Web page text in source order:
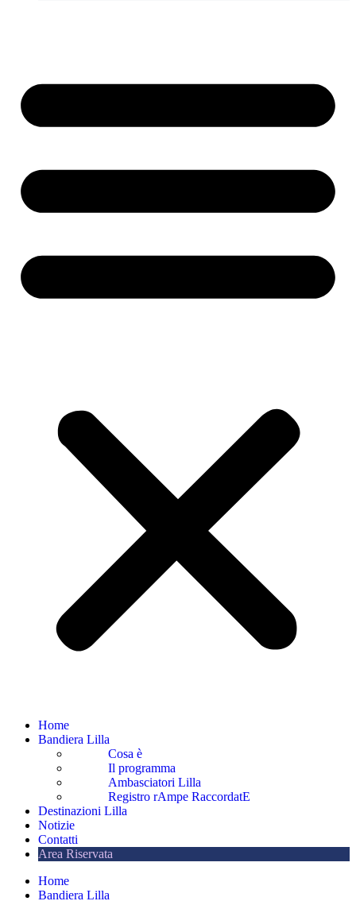
Home
Bandiera Lilla
Cosa è
Il programma
Ambasciatori Lilla
Registro rAmpe RaccordatE
Destinazioni Lilla
Notizie
Contatti
Area Riservata
Home
Bandiera Lilla